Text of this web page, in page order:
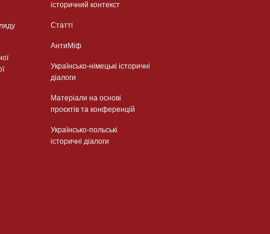
історичний контекст
Статті
АнтиМіф
Українсько-німецькі історичні
діалоги
Матеріали на основі
проєктів та конференцій
Українсько-польські
історичні діалоги